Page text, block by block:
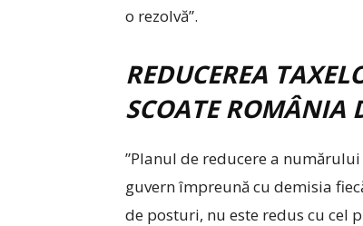
o rezolvă”.
REDUCEREA
SCOATE ROMÂNIA
”Planul de reducere a
guvern împreună cu demisia
de posturi, nu este redus cu cel